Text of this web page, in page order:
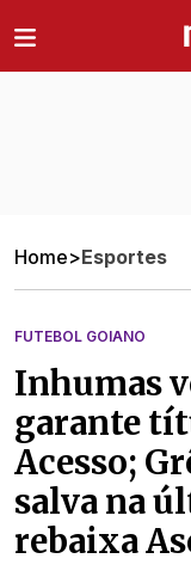
Home>Esportes
FUTEBOL GOIANO
Inhumas
garante
Acesso;
salva na
rebaixa